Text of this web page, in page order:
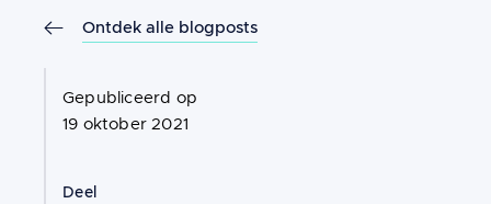
Ontdek alle blogposts
Gepubliceerd op
19 oktober 2021
Deel